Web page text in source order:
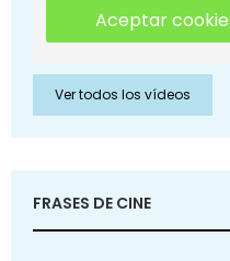
Aceptar
Ver todos los vídeos
FRASES DE CINE